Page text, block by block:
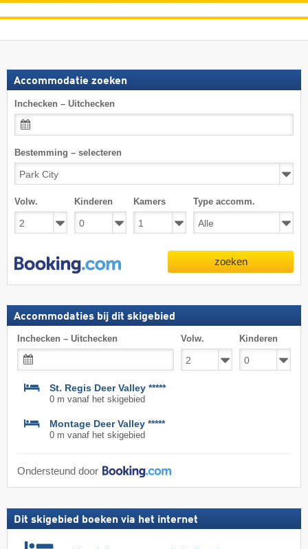
Accommodatie zoeken
Inchecken – Uitchecken
Bestemming – selecteren
Volw. Kinderen Kamers Type accomm.
zoeken
Accommodaties bij dit skigebied
Inchecken – Uitchecken Volw. Kinderen
St. Regis Deer Valley *****
0 m vanaf het skigebied
Montage Deer Valley *****
0 m vanaf het skigebied
Ondersteund door
Dit skigebied boeken via het internet